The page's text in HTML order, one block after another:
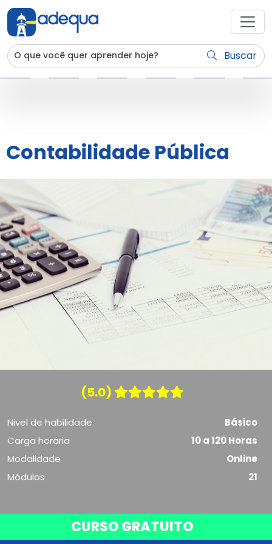
Buscar
Contabilidade Pública
(5.0)
Nivel de habilidade
Básico
Carga horária
10 a 120 Horas
Modalidade
Online
Módulos
21
CURSO GRATUITO